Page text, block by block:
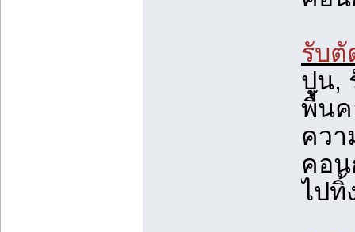
รับตั
ปูน,
พื้น
ควา
คอน
ไปทิ้